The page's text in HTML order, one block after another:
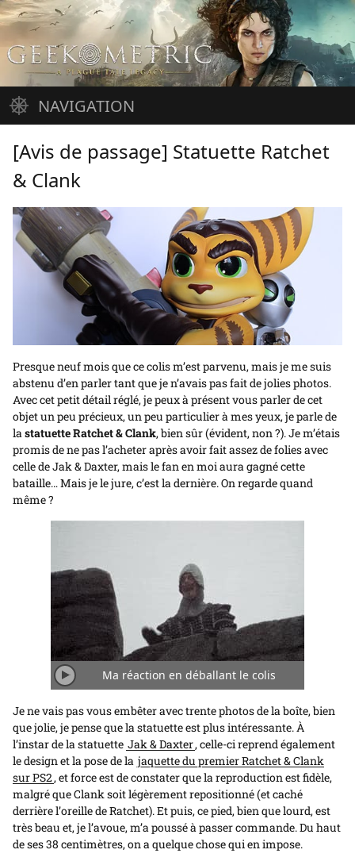
Aller
au
contenu
NAVIGATION
Accueil
Jeux vidéo
Cinéma
Musique
Arrivages
À propos
[Avis de passage] Statuette Ratchet
& Clank
Presque neuf mois que ce colis m’est parvenu, mais je me suis
abstenu d’en parler tant que je n’avais pas fait de jolies photos.
Avec cet petit détail réglé, je peux à présent vous parler de cet
objet un peu précieux, un peu particulier à mes yeux, je parle de
la statuette Ratchet & Clank, bien sûr (évident, non ?). Je m’étais
promis de ne pas l’acheter après avoir fait assez de folies avec
celle de Jak & Daxter, mais le fan en moi aura gagné cette
bataille… Mais je le jure, c’est la dernière. On regarde quand
même ?
Jouer/Arrêter
l'animation
Ma réaction en déballant le colis
Je ne vais pas vous embêter avec trente photos de la boîte, bien
que jolie, je pense que la statuette est plus intéressante. À
l’instar de la statuette Jak & Daxter, celle-ci reprend également
le design et la pose de la jaquette du premier Ratchet & Clank
sur PS2, et force est de constater que la reproduction est fidèle,
malgré que Clank soit légèrement repositionné (et caché
derrière l’oreille de Ratchet). Et puis, ce pied, bien que lourd, est
très beau et, je l’avoue, m’a poussé à passer commande. Du haut
de ses 38 centimètres, on a quelque chose qui en impose.